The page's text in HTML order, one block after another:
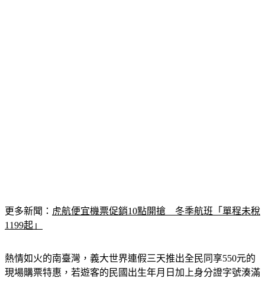
更多新聞： 虎航便宜機票促銷10點開搶　冬季航班「單程未稅
1199起」
熱情如火的南臺灣，義大世界連假三天推出全民同享550元的
現場購票特惠，若遊客的民國出生年月日加上身分證字號湊滿